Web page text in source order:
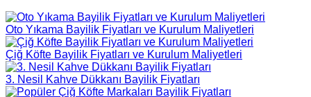
Oto Yıkama Bayilik Fiyatları ve Kurulum Maliyetleri
Çiğ Köfte Bayilik Fiyatları ve Kurulum Maliyetleri
3. Nesil Kahve Dükkanı Bayilik Fiyatları